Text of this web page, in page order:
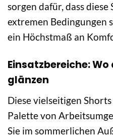
sorgen dafür, dass
extremen Bedingungen
ein Höchstmaß an
Einsatzbereiche: Wo
glänzen
Diese vielseitigen
Palette von
Sie im sommerlichen